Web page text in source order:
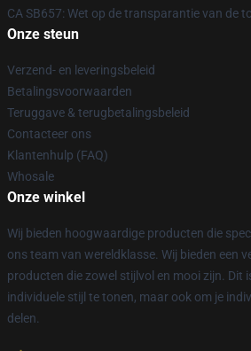
CA SB657: Wet op de transparantie van de
Onze steun
Verzend- en leveringsbeleid
Betalingsvoorwaarden
Teruggave & terugbetalingsbeleid
Contacteer ons
Klantenhulp (FAQ)
Whosale
Onze winkel
Wij bieden hoogwaardige producten die
ons team van wereldklasse. Wij bieden een
producten die zowel stijlvol en mooi zijn. Dit
individuele stijl te tonen, maar ook om je
delen.